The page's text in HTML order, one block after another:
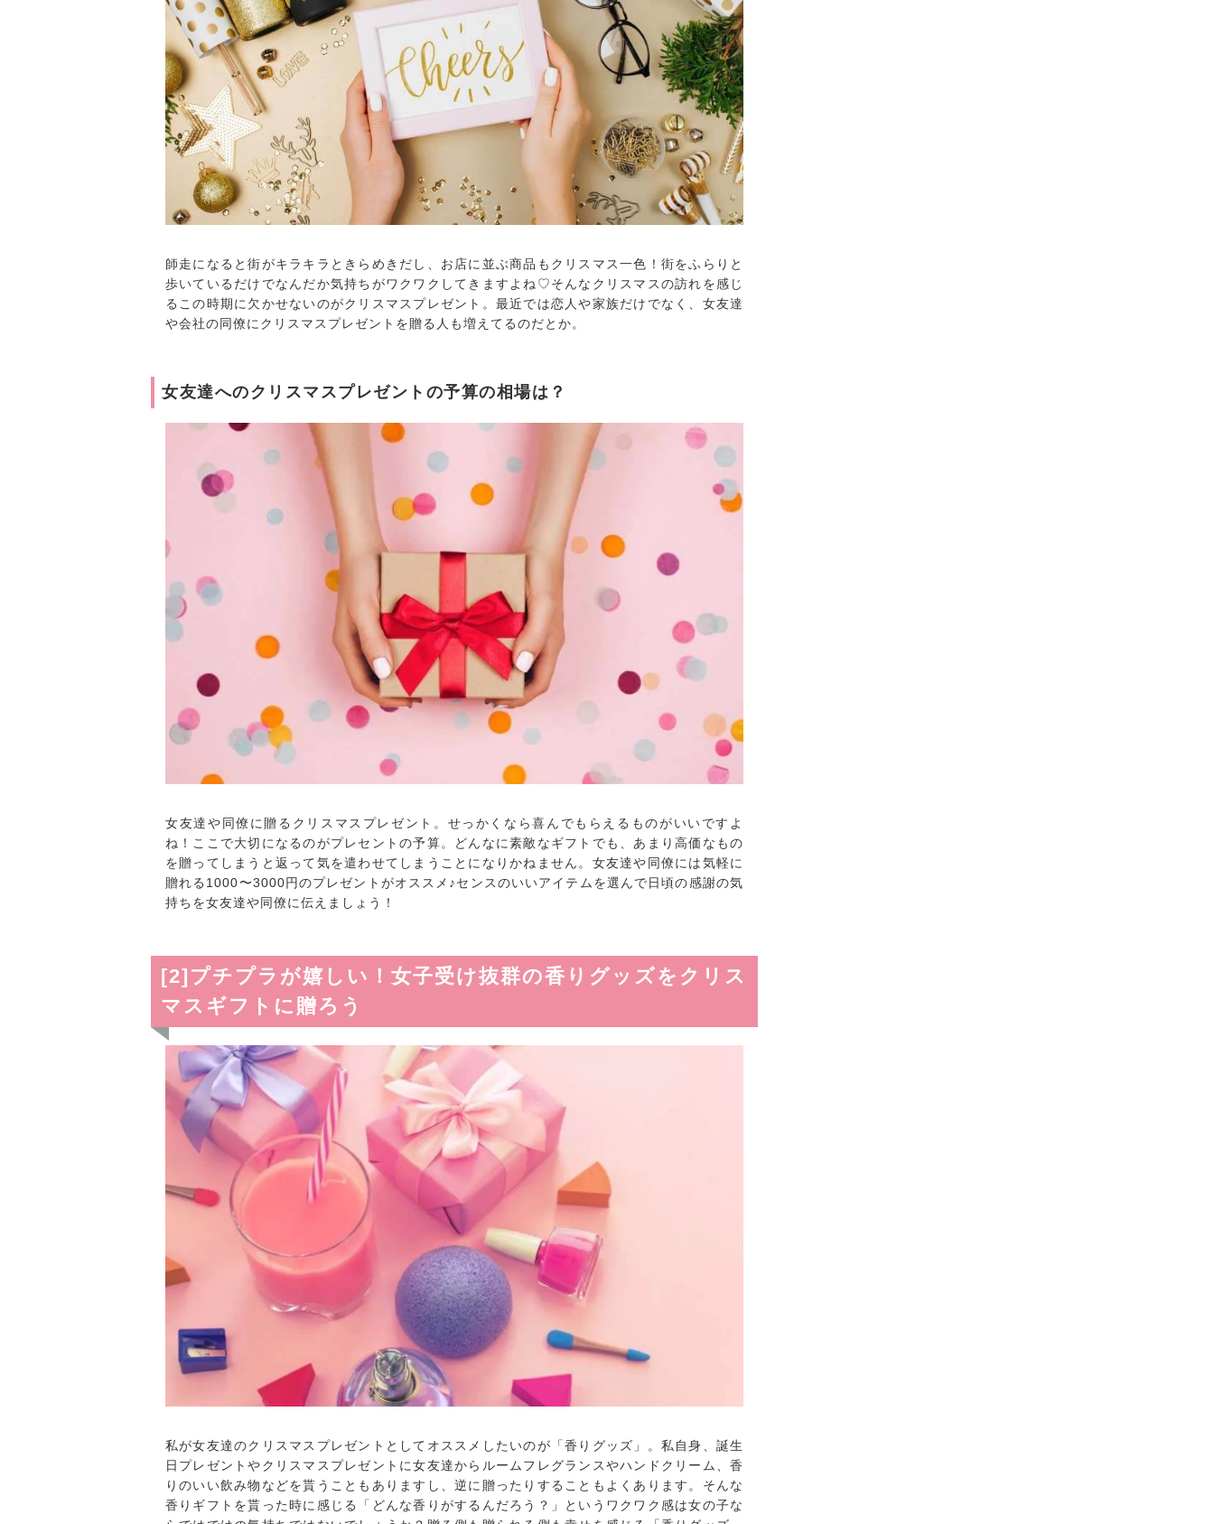
師走になると街がキラキラときらめきだし、お店に並ぶ商品もクリスマス一色！街をふらりと
歩いているだけでなんだか気持ちがワクワクしてきますよね♡そんなクリスマスの訪れを感じ
るこの時期に欠かせないのがクリスマスプレゼント。最近では恋人や家族だけでなく、女友達
や会社の同僚にクリスマスプレゼントを贈る人も増えてるのだとか。
女友達へのクリスマスプレゼントの予算の相場は？
女友達や同僚に贈るクリスマスプレゼント。せっかくなら喜んでもらえるものがいいですよ
ね！ここで大切になるのがプレセントの予算。どんなに素敵なギフトでも、あまり高価なもの
を贈ってしまうと返って気を遣わせてしまうことになりかねません。女友達や同僚には気軽に
贈れる1000〜3000円のプレゼントがオススメ♪センスのいいアイテムを選んで日頃の感謝の気
持ちを女友達や同僚に伝えましょう！
[2]プチプラが嬉しい！女子受け抜群の香りグッズをクリス
マスギフトに贈ろう
私が女友達のクリスマスプレゼントとしてオススメしたいのが「香りグッズ」。私自身、誕生
日プレゼントやクリスマスプレゼントに女友達からルームフレグランスやハンドクリーム、香
りのいい飲み物などを貰うこともありますし、逆に贈ったりすることもよくあります。そんな
香りギフトを貰った時に感じる「どんな香りがするんだろう？」というワクワク感は女の子な